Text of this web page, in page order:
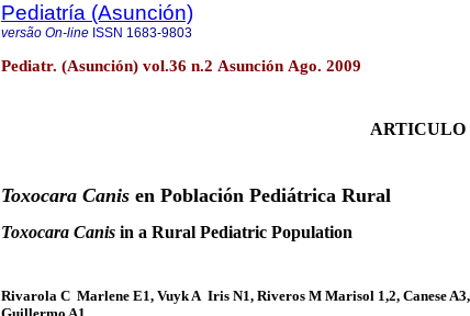
Pediatría (Asunción)
versão On-line ISSN 1683-9803
Pediatr. (Asunción) vol.36 n.2 Asunción Ago. 2009
Toxocara Canis en Población Pediátrica Rural
Toxocara Canis in a Rural Pediatric Population
Rivarola C Marlene E1, Vuyk A Iris N1, Riveros M Marisol 1,2, Canese